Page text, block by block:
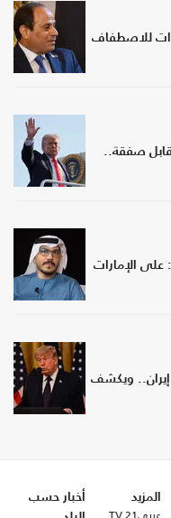
للاصطفاف
صفقة..
على الإمارات
إيران.. ويكشف
المزيد
أخبار حسب